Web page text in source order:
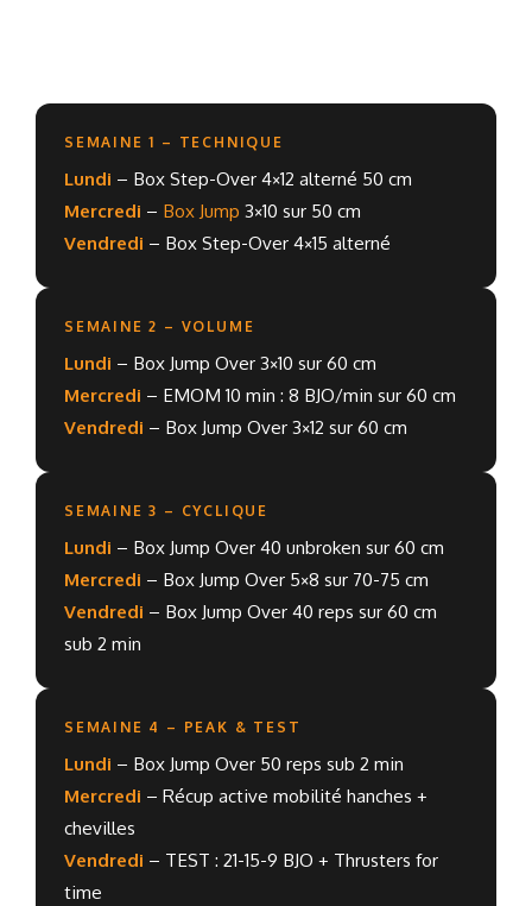
SEMAINE 1 – TECHNIQUE
Lundi – Box Step-Over 4×12 alterné 50 cm
Mercredi – Box Jump 3×10 sur 50 cm
Vendredi – Box Step-Over 4×15 alterné
SEMAINE 2 – VOLUME
Lundi – Box Jump Over 3×10 sur 60 cm
Mercredi – EMOM 10 min : 8 BJO/min sur 60 cm
Vendredi – Box Jump Over 3×12 sur 60 cm
SEMAINE 3 – CYCLIQUE
Lundi – Box Jump Over 40 unbroken sur 60 cm
Mercredi – Box Jump Over 5×8 sur 70-75 cm
Vendredi – Box Jump Over 40 reps sur 60 cm
sub 2 min
SEMAINE 4 – PEAK & TEST
Lundi – Box Jump Over 50 reps sub 2 min
Mercredi – Récup active mobilité hanches +
chevilles
Vendredi – TEST : 21-15-9 BJO + Thrusters for
time